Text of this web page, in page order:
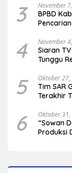
3 November
BPBD
4 November
Siaran
Tunggu
5 Oktober
Tim SAR
Terakhir
6 Oktober
“Sowan
Produksi